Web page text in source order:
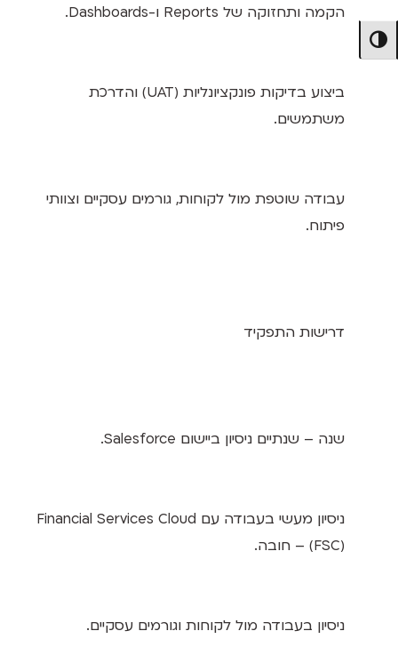
מתג ניגודיות גבוהה
הקמה ותחזוקה של Reports ו-Dashboards.
ביצוע בדיקות פונקציונליות (UAT) והדרכת
משתמשים.
עבודה שוטפת מול לקוחות, גורמים עסקיים וצוותי
פיתוח.
דרישות התפקיד
שנה – שנתיים ניסיון ביישום Salesforce.
ניסיון מעשי בעבודה עם Financial Services Cloud
(FSC) – חובה.
ניסיון בעבודה מול לקוחות וגורמים עסקיים.